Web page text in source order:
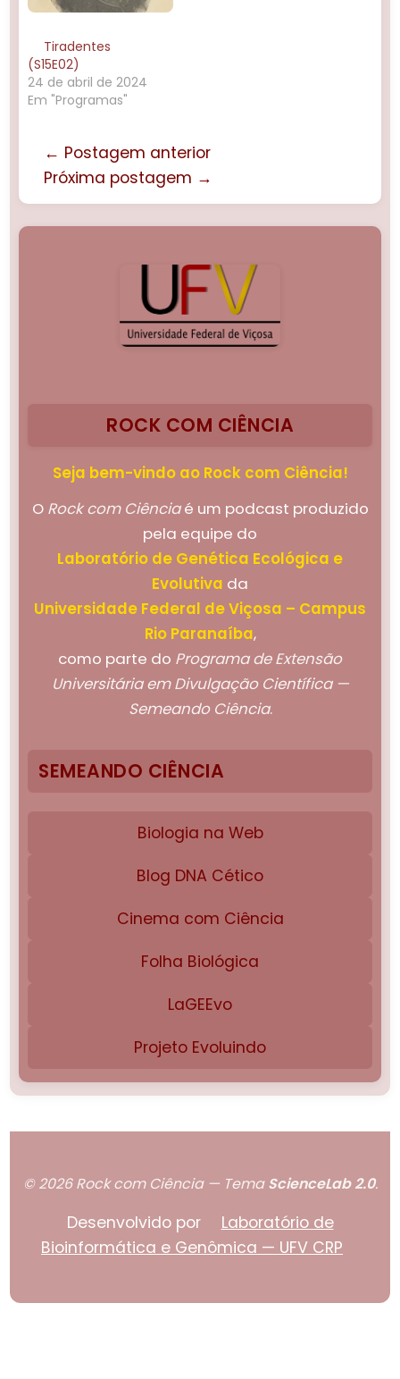
Tiradentes
(S15E02)
24 de abril de 2024
Em "Programas"
← Postagem anterior
Próxima postagem →
ROCK COM CIÊNCIA
Seja bem-vindo ao Rock com Ciência!
O Rock com Ciênciaé um podcast produzido
pela equipe do
Laboratório de Genética Ecológica e
Evolutiva da
Universidade Federal de Viçosa – Campus
Rio Paranaíba,
como parte do Programa de Extensão
Universitária em Divulgação Científica —
Semeando Ciência.
SEMEANDO CIÊNCIA
Biologia na Web
Blog DNA Cético
Cinema com Ciência
Folha Biológica
LaGEEvo
Projeto Evoluindo
© 2026 Rock com Ciência — TemaScienceLab 2.0.
Desenvolvido por
Laboratório de
Bioinformática e Genômica — UFV CRP